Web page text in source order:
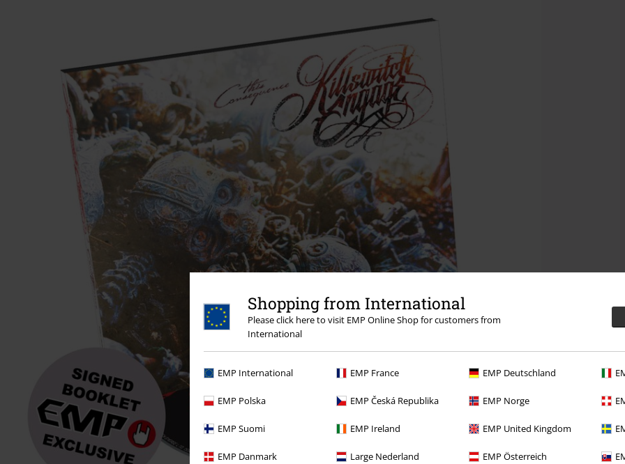
Shopping from International
Please click here to visit EMP Online Shop for customers from
International
EMP International EMP France EMP Deutschland
EMP Polska EMP Česká Republika EMP Norge
EMP Suomi EMP Ireland EMP United Kingdom
EMP Danmark Large Nederland EMP Österreich